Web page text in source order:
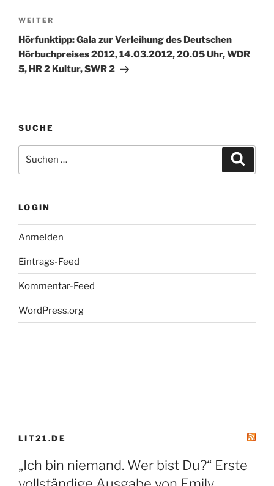
Nächster
Beitrag
WEITER
Hörfunktipp: Gala zur Verleihung des Deutschen
Hörbuchpreises 2012, 14.03.2012, 20.05 Uhr, WDR
5, HR 2 Kultur, SWR 2
SUCHE
nach:
LOGIN
Anmelden
Eintrags-Feed
Kommentar-Feed
WordPress.org
LIT21.DE
„Ich bin niemand. Wer bist Du?“ Erste